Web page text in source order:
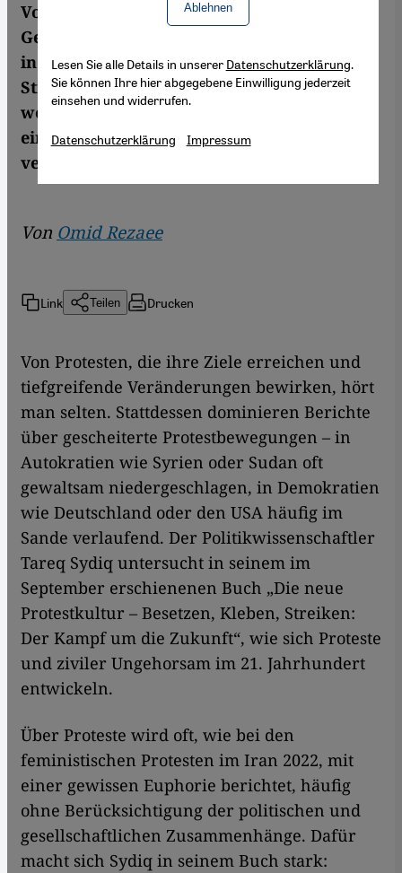
Vom Iran und Sudan bis zur Letzten
Generation: Nicht nur in Diktaturen, auch
in Demokratien gehen Menschen auf die
Straße. Tareq Sydiq analysiert Aufstände
weltweit und fragt: Warum scheitern die
einen, während andere das System
verändern?
Von Omid Rezaee
Link Teilen Drucken
Von Protesten, die ihre Ziele erreichen und
tiefgreifende Veränderungen bewirken, hört
man selten. Stattdessen dominieren Berichte
über gescheiterte Protestbewegungen – in
Autokratien wie Syrien oder Sudan oft
gewaltsam niedergeschlagen, in Demokratien
wie Deutschland oder den USA häufig im
Sande verlaufend. Der Politikwissenschaftler
Tareq Sydiq untersucht in seinem im
September erschienenen Buch „Die neue
Protestkultur – Besetzen, Kleben, Streiken:
Der Kampf um die Zukunft“, wie sich Proteste
und ziviler Ungehorsam im 21. Jahrhundert
entwickeln.
Über Proteste wird oft, wie bei den
feministischen Protesten im Iran 2022, mit
einer gewissen Euphorie berichtet, häufig
ohne Berücksichtigung der politischen und
gesellschaftlichen Zusammenhänge. Dafür
macht sich Sydiq in seinem Buch stark:
Ablehnen
Lesen Sie alle Details in unserer Datenschutzerklärung.
Sie können Ihre hier abgegebene Einwilligung jederzeit
einsehen und widerrufen.
Datenschutzerklärung Impressum